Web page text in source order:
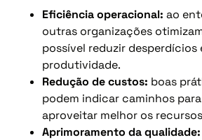
Eficiência operacional: ao
outras organizações
possível reduzir desperdícios
produtividade.
Redução de custos: boas
podem indicar caminhos
aproveitar melhor os
Aprimoramento da qualidade: